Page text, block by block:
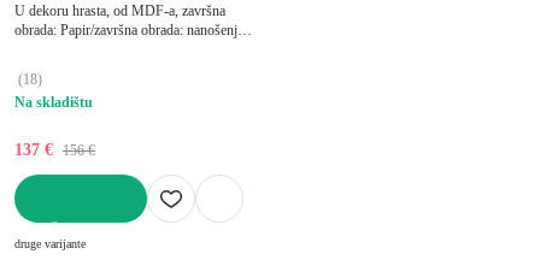
U dekoru hrasta, od MDF-a, završna
obrada: Papir/završna obrada: nanošenje
(18)
Na skladištu
137 € 156 €
druge varijante